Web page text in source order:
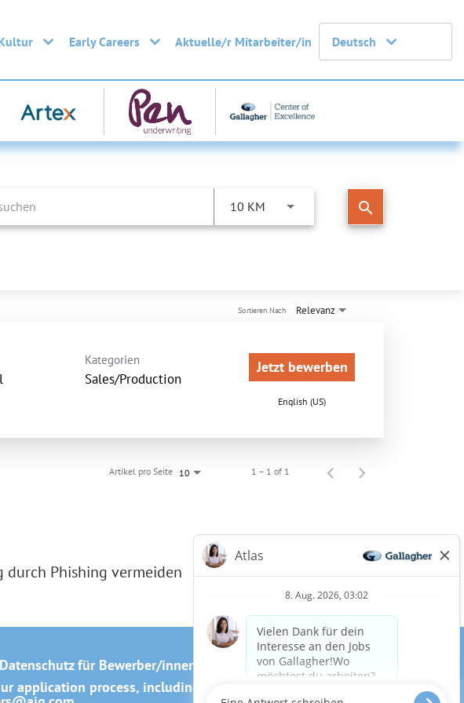
Early Careers Aktuelle/r Mitarbeiter/in Deutsch
10 KM search
Relevanz
Sortieren Nach
Kategorien
Sales/Production
Jetzt bewerben
English (US)
Artikel pro Seite 10 1 – 1 of 1
durch Phishing vermeiden
Datenschutz für Bewerber/innen
Cookie-Richtlinie
application process, including the use of this